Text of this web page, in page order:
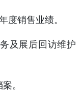
度销售业绩。
及展后回访维护
。